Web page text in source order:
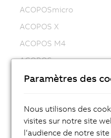
ACOPOSmicro
ACOPOS X
ACOPOS M4
ACOPOS
ACOPOS P3
ACOPOSremote
ACOPOSmotor
Paramètres des
Nous utilisons des
visites sur notre site
l‘audience de notre